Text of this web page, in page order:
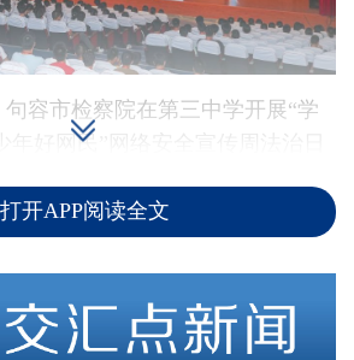
句容市检察院在第三中学开展“学
年好网民”网络安全宣传周法治日
校长的身份围绕“提高安全意
术；守法牢记心头，不做网络加害
文明用网我先行”三个主题为学
选取典型案例警惕学生远离网络犯
表《以案释法-未成年人保护
打开APP阅读全文